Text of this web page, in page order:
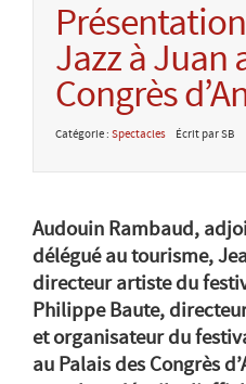
Jazz à Juan
Congrès
Catégorie : Spectacles Écrit par SB
Audouin Rambaud,
délégué au tourisme,
directeur artiste du
Philippe Baute,
et organisateur du
au Palais des Congrès